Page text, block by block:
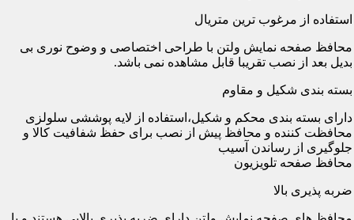
استفاده از مرغوب ترین متریال
محافظ صفحه نمایش ولتن با طراحی اختصاصی و وضوح نوری بی
بدیل بعد از نصب تقریبا قابل مشاهده نمی باشد.
بسته بندی شکیل و مقاوم
دارای بسته بندی محکم و شکیل،استفاده از لایه پوششی سلولزی
محافظت کننده و محافظ پیش از نصب برای حفظ شفافیت کالا و
جلوگیری از رساندن آسیب
محافظ صفحه تلویزیون
ضربه پذیری بالا